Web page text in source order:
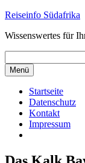
Reiseinfo Südafrika
Wissenswertes für
Menü
Startseite
Datenschutz
Kontakt
Impressum